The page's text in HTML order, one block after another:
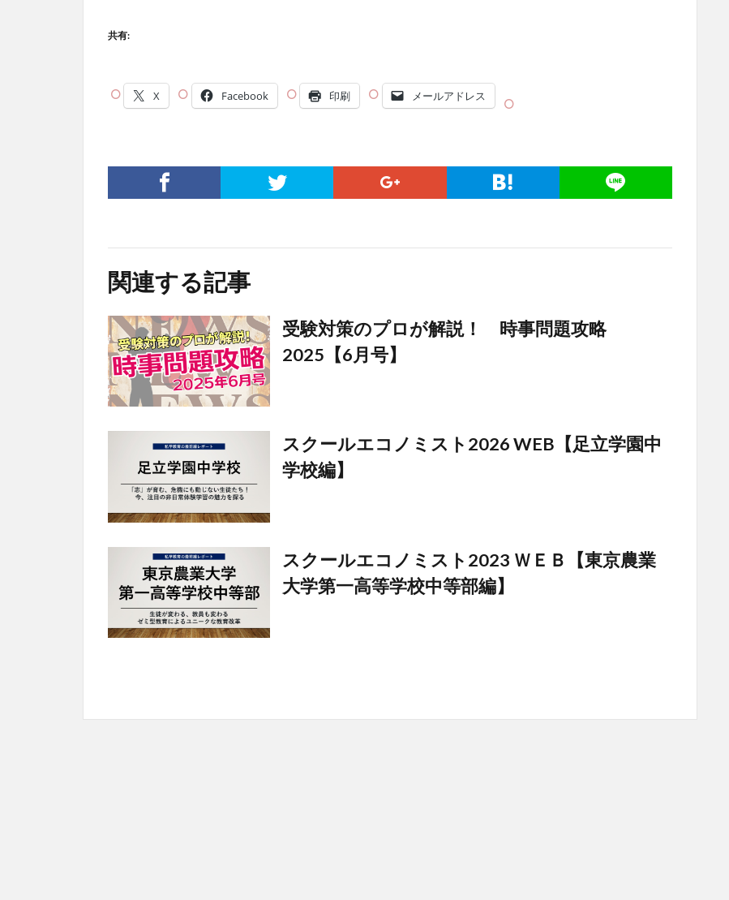
共有:
X Facebook 印刷 メールアドレス
関連する記事
受験対策のプロが解説！ 時事問題攻略
2025【6月号】
スクールエコノミスト2026 WEB【足立学園中
学校編】
スクールエコノミスト2023 ＷＥＢ【東京農業
大学第一高等学校中等部編】